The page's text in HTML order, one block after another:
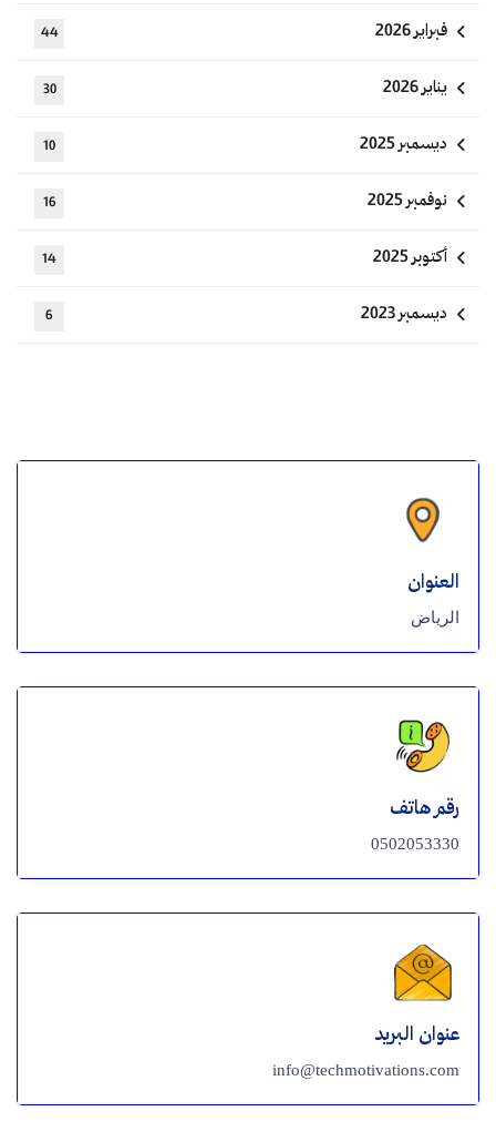
فبراير 2026 44
يناير 2026 30
ديسمبر 2025 10
نوفمبر 2025 16
أكتوبر 2025 14
ديسمبر 2023 6
العنوان
الرياض
رقم هاتف
0502053330
عنوان البريد
info@techmotivations.com